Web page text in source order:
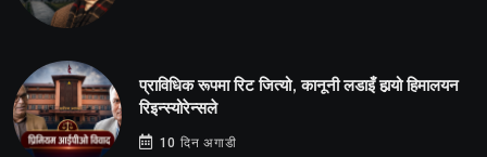
प्राविधिक रूपमा रिट जित्यो, कानूनी लडाइँ हार्‍यो हिमालयन
रिइन्स्योरेन्सले
10 दिन अगाडी